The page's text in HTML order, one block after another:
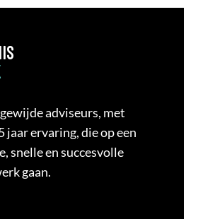
adviseurs, met
jaar ervaring, die op een
snelle en succesvolle
gaan.